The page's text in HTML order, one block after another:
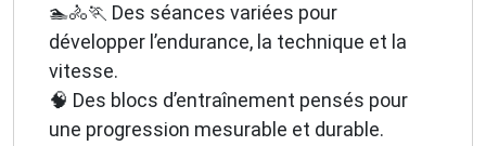
🏊🚴🏃 Des séances variées pour
développer l’endurance, la technique et la
vitesse.
🧠 Des blocs d’entraînement pensés pour
une progression mesurable et durable.